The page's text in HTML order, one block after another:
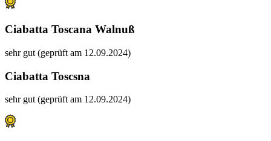
Ciabatta Toscana Walnuß
sehr gut (geprüft am 12.09.2024)
Ciabatta Toscsna
sehr gut (geprüft am 12.09.2024)